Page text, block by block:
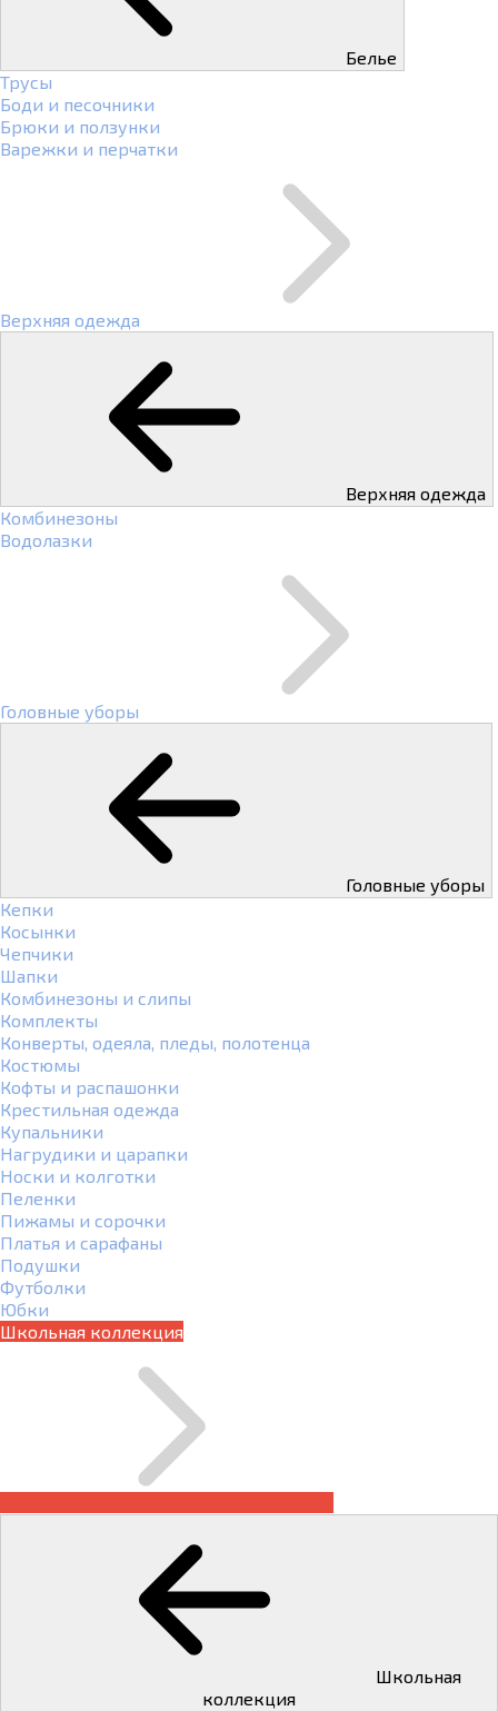
Белье
Трусы
Боди и песочники
Брюки и ползунки
Варежки и перчатки
Верхняя одежда
Верхняя одежда
Комбинезоны
Водолазки
Головные уборы
Головные уборы
Кепки
Косынки
Чепчики
Шапки
Комбинезоны и слипы
Комплекты
Конверты, одеяла, пледы, полотенца
Костюмы
Кофты и распашонки
Крестильная одежда
Купальники
Нагрудики и царапки
Носки и колготки
Пеленки
Пижамы и сорочки
Платья и сарафаны
Подушки
Футболки
Юбки
Школьная коллекция
коллекция